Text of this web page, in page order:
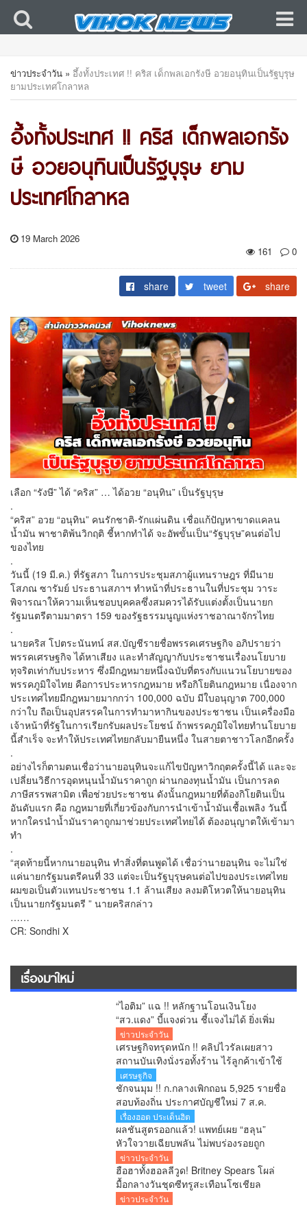
ข่าวประจำวัน » อึ้งทั้งประเทศ !! คริส เด็กพลเอกรังษี อวยอนุทินเป็นรัฐบุรุษ
ยามประเทศโกลาหล
อึ้งทั้งประเทศ !! คริส เด็กพลเอกรัง
ษี อวยอนุทินเป็นรัฐบุรุษ ยาม
ประเทศโกลาหล
19 March 2026
161
0
share tweet share
เลือก “รังษี” ได้ “คริส” … ได้อวย “อนุทิน” เป็นรัฐบุรุษ
.
“คริส” อวย “อนุทิน” คนรักชาติ-รักแผ่นดิน เชื่อแก้ปัญหาขาดแคลน
น้ำมัน พาชาติพ้นวิกฤติ ชี้หากทำได้ จะอัพขั้นเป็น“รัฐบุรุษ”คนต่อไป
ของไทย
.
วันนี้ (19 มี.ค.) ที่รัฐสภา ในการประชุมสภาผู้แทนราษฎร ที่มีนาย
โสภณ ซารัมย์ ประธานสภาฯ ทำหน้าที่ประธานในที่ประชุม วาระ
พิจารณาให้ความเห็นชอบบุคคลซึ่งสมควรได้รับแต่งตั้งเป็นนายก
รัฐมนตรีตามมาตรา 159 ของรัฐธรรมนูญแห่งราชอาณาจักรไทย
.
นายคริส โปตระนันทน์ สส.บัญชีรายชื่อพรรคเศรษฐกิจ อภิปรายว่า
พรรคเศรษฐกิจ ได้หาเสียง และทำสัญญากับประชาชนเรื่องนโยบาย
ทุจริตเท่ากับประหาร ซึ่งมีกฎหมายหนึ่งฉบับที่ตรงกับแนวนโยบายของ
พรรคภูมิใจไทย คือการประหารกฎหมาย หรือกิโยตินกฎหมาย เนื่องจาก
ประเทศไทยมีกฎหมายมากกว่า 100,000 ฉบับ มีใบอนุญาต 700,000
กว่าใบ ถือเป็นอุปสรรคในการทำมาหากินของประชาชน เป็นเครื่องมือ
เจ้าหน้าที่รัฐในการเรียกรับผลประโยชน์ ถ้าพรรคภูมิใจไทยทำนโยบาย
นี้สำเร็จ จะทำให้ประเทศไทยกลับมายืนหนึ่ง ในสายตาชาวโลกอีกครั้ง
.
อย่างไรก็ตามตนเชื่อว่านายอนุทินจะแก้ไขปัญหาวิกฤตครั้งนี้ได้ และจะ
เปลี่ยนวิธีการอุดหนุนน้ำมันราคาถูก ผ่านกองทุนน้ำมัน เป็นการลด
ภาษีสรรพสามิต เพื่อช่วยประชาชน ดังนั้นกฎหมายที่ต้องกิโยตินเป็น
อันดับแรก คือ กฎหมายที่เกี่ยวข้องกับการนำเข้าน้ำมันเชื้อเพลิง วันนี้
หากใครนำน้ำมันราคาถูกมาช่วยประเทศไทยได้ ต้องอนุญาตให้เข้ามา
ทำ
.
“สุดท้ายนี้หากนายอนุทิน ทำสิ่งที่ตนพูดได้ เชื่อว่านายอนุทิน จะไม่ใช่
แค่นายกรัฐมนตรีคนที่ 33 แต่จะเป็นรัฐบุรุษคนต่อไปของประเทศไทย
ผมขอเป็นตัวแทนประชาชน 1.1 ล้านเสียง ลงมติโหวตให้นายอนุทิน
เป็นนายกรัฐมนตรี ” นายคริสกล่าว
……
CR: Sondhi X
เรื่องมาใหม่
“ไอติม” แฉ !! หลักฐานโอนเงินโยง
“สว.แดง” บี้แจงด่วน ชี้แจงไม่ได้ ยิ่งเพิ่ม
ข้อสงสัยคดีเลือก สว.
ข่าวประจำวัน
เศรษฐกิจทรุดหนัก !! คลิปไวรัลเผยสาว
สถานบันเทิงนั่งรอทั้งร้าน ไร้ลูกค้าเข้าใช้
บริการ โซเชียลสะท้อนกำลังซื้อหดตัว
เศรษฐกิจ
ชักจนมุม !! ก.กลางเพิกถอน 5,925 รายชื่อ
สอบท้องถิ่น ประกาศบัญชีใหม่ 7 ส.ค.
ยืนยันพร้อมสู้ทุกคดี หลังอดีตอธิบดีโดน 6
ข้อหา
เรื่องฮอต ประเด็นฮิต
ผลชันสูตรออกแล้ว! แพทย์เผย “ฮลุน”
หัวใจวายเฉียบพลัน ไม่พบร่องรอยถูก
ทำร้าย รอผลสารพิษยืนยันอีก 1-2 สัปดาห์
ข่าวประจำวัน
ฮือฮาทั้งฮอลลีวูด! Britney Spears โผล่
มื้อกลางวันชุดซีทรูสะเทือนโซเชียล
ข่าวประจำวัน